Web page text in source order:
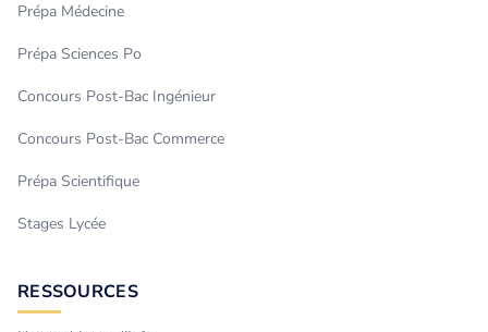
Prépa Médecine
Prépa Sciences Po
Concours Post-Bac Ingénieur
Concours Post-Bac Commerce
Prépa Scientifique
Stages Lycée
RESSOURCES